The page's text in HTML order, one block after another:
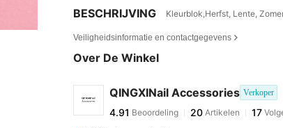
BESCHRIJVING Kleurblok,Herfst, Lente,
Veiligheidsinformatie en contactgegevens
Over De Winkel
QINGXINail Accessories Verkoper
4.91 Beoordeling 20 Artikelen 17